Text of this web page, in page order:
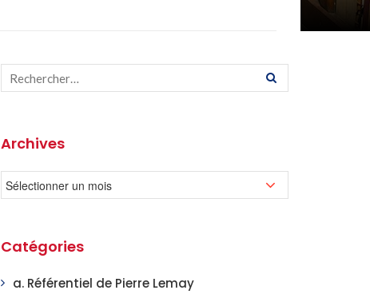
Archives
Catégories
a. Référentiel de Pierre Lemay